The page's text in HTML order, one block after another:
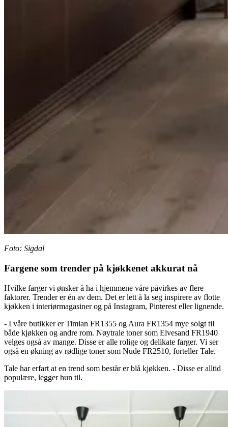
Foto: Sigdal
Fargene som trender på kjøkkenet akkurat nå
Hvilke farger vi ønsker å ha i hjemmene våre påvirkes av flere
faktorer. Trender er én av dem. Det er lett å la seg inspirere av flotte
kjøkken i interiørmagasiner og på Instagram, Pinterest eller lignende.
- I våre butikker er Timian FR1355 og Aura FR1354 mye solgt til
både kjøkken og andre rom. Nøytrale toner som Elvesand FR1940
velges også av mange. Disse er alle rolige og delikate farger. Vi ser
også en økning av rødlige toner som Nude FR2510, forteller Tale.
Tale har erfart at en trend som består er blå kjøkken. - Disse er alltid
populære, legger hun til.